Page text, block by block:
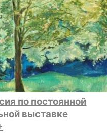
по постоянной
выставке